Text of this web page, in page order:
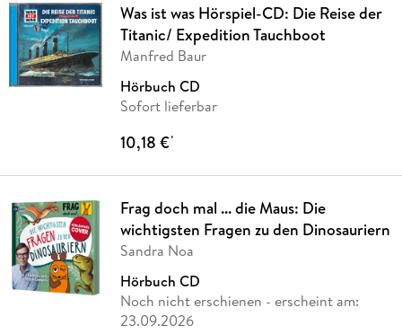
Was ist was Hörspiel-CD: Die Reise der
Titanic/ Expedition Tauchboot
Manfred Baur
Hörbuch CD
Sofort lieferbar
10,18 €*
Frag doch mal ... die Maus: Die
wichtigsten Fragen zu den Dinosauriern
Sandra Noa
Hörbuch CD
Noch nicht erschienen - erscheint am:
23.09.2026